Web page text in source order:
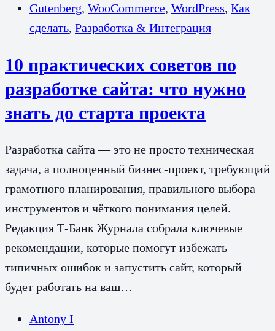
Gutenberg, WooCommerce, WordPress, Как
сделать, Разработка & Интеграция
10 практических советов по
разработке сайта: что нужно
знать до старта проекта
Разработка сайта — это не просто техническая
задача, а полноценный бизнес-проект, требующий
грамотного планирования, правильного выбора
инструментов и чёткого понимания целей.
Редакция Т-Банк Журнала собрала ключевые
рекомендации, которые помогут избежать
типичных ошибок и запустить сайт, который
будет работать на ваш…
Antony I